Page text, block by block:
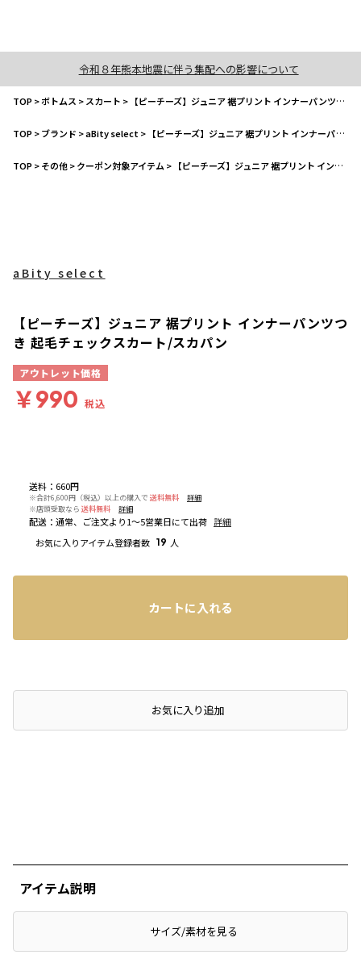
令和８年熊本地震に伴う集配への影響について
TOP>ボトムス >スカート > 【ピーチーズ】ジュニア 裾プリント インナーパンツつき 起毛チェックスカート/スカパン
TOP>ブランド >aBity select > 【ピーチーズ】ジュニア 裾プリント インナーパンツつき 起毛チェックスカート/スカパン
TOP>その他>クーポン対象アイテム > 【ピーチーズ】ジュニア 裾プリント インナーパンツつき 起毛チェックスカート/スカパン
送料 ： 660円
※合計6,600円（税込）以上の購入で 送料無料
詳細
※店頭受取なら 送料無料 詳細
配送 ： 通常、ご注文より1～5営業日にて出荷 詳細
お気に入りアイテム登録者数 19 人
aBity select
【ピーチーズ】ジュニア 裾プリント インナーパンツつ
き 起毛チェックスカート/スカパン
アウトレット価格
￥990 税込
カートに入れる
お気に入り追加
アイテム説明
サイズ/素材を見る